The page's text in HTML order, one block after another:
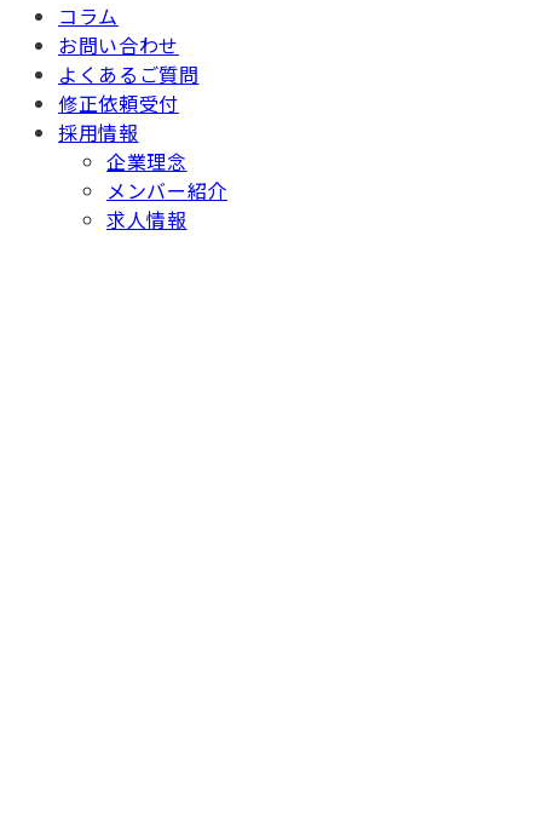
コラム
お問い合わせ
よくあるご質問
修正依頼受付
採用情報
企業理念
メンバー紹介
求人情報